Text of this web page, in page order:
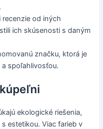
recenzie od iných
ich skúsenosti s daným
značku, ktorá je
spoľahlivosťou.
ekologické riešenia,
estetikou. Viac farieb v